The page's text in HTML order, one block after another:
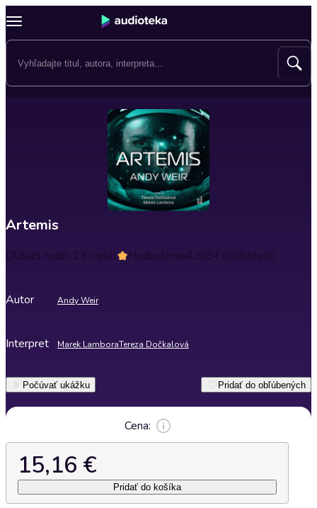
Artemis
Dĺžka9 hodín 23 minút Hodnotenie4.3(64 hodnotení)
Autor Andy Weir
Interpret Marek LamboraTereza Dočkalová
Počúvať ukážku Pridať do obľúbených
Cena:
15,16 €
Pridať do košíka